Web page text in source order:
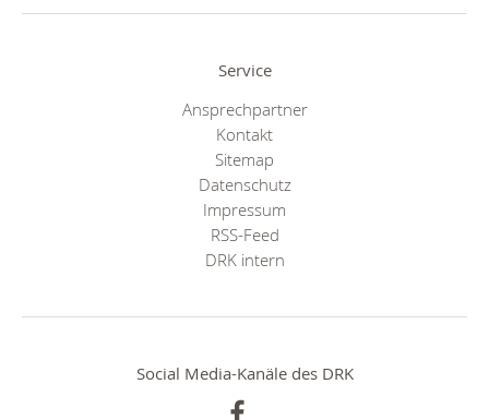
Service
Ansprechpartner
Kontakt
Sitemap
Datenschutz
Impressum
RSS-Feed
DRK intern
Social Media-Kanäle des DRK